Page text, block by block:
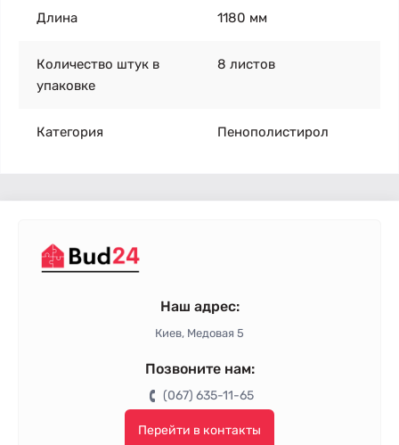
Длина 1180 мм
Количество штук в
упаковке
8 листов
Категория Пенополистирол
Наш адрес:
Киев, Медовая 5
Позвоните нам:
(067) 635-11-65
Перейти в контакты